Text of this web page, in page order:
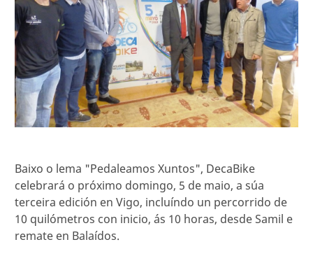
Baixo o lema "Pedaleamos Xuntos", DecaBike
celebrará o próximo domingo, 5 de maio, a súa
terceira edición en Vigo, incluíndo un percorrido de
10 quilómetros con inicio, ás 10 horas, desde Samil e
remate en Balaídos.